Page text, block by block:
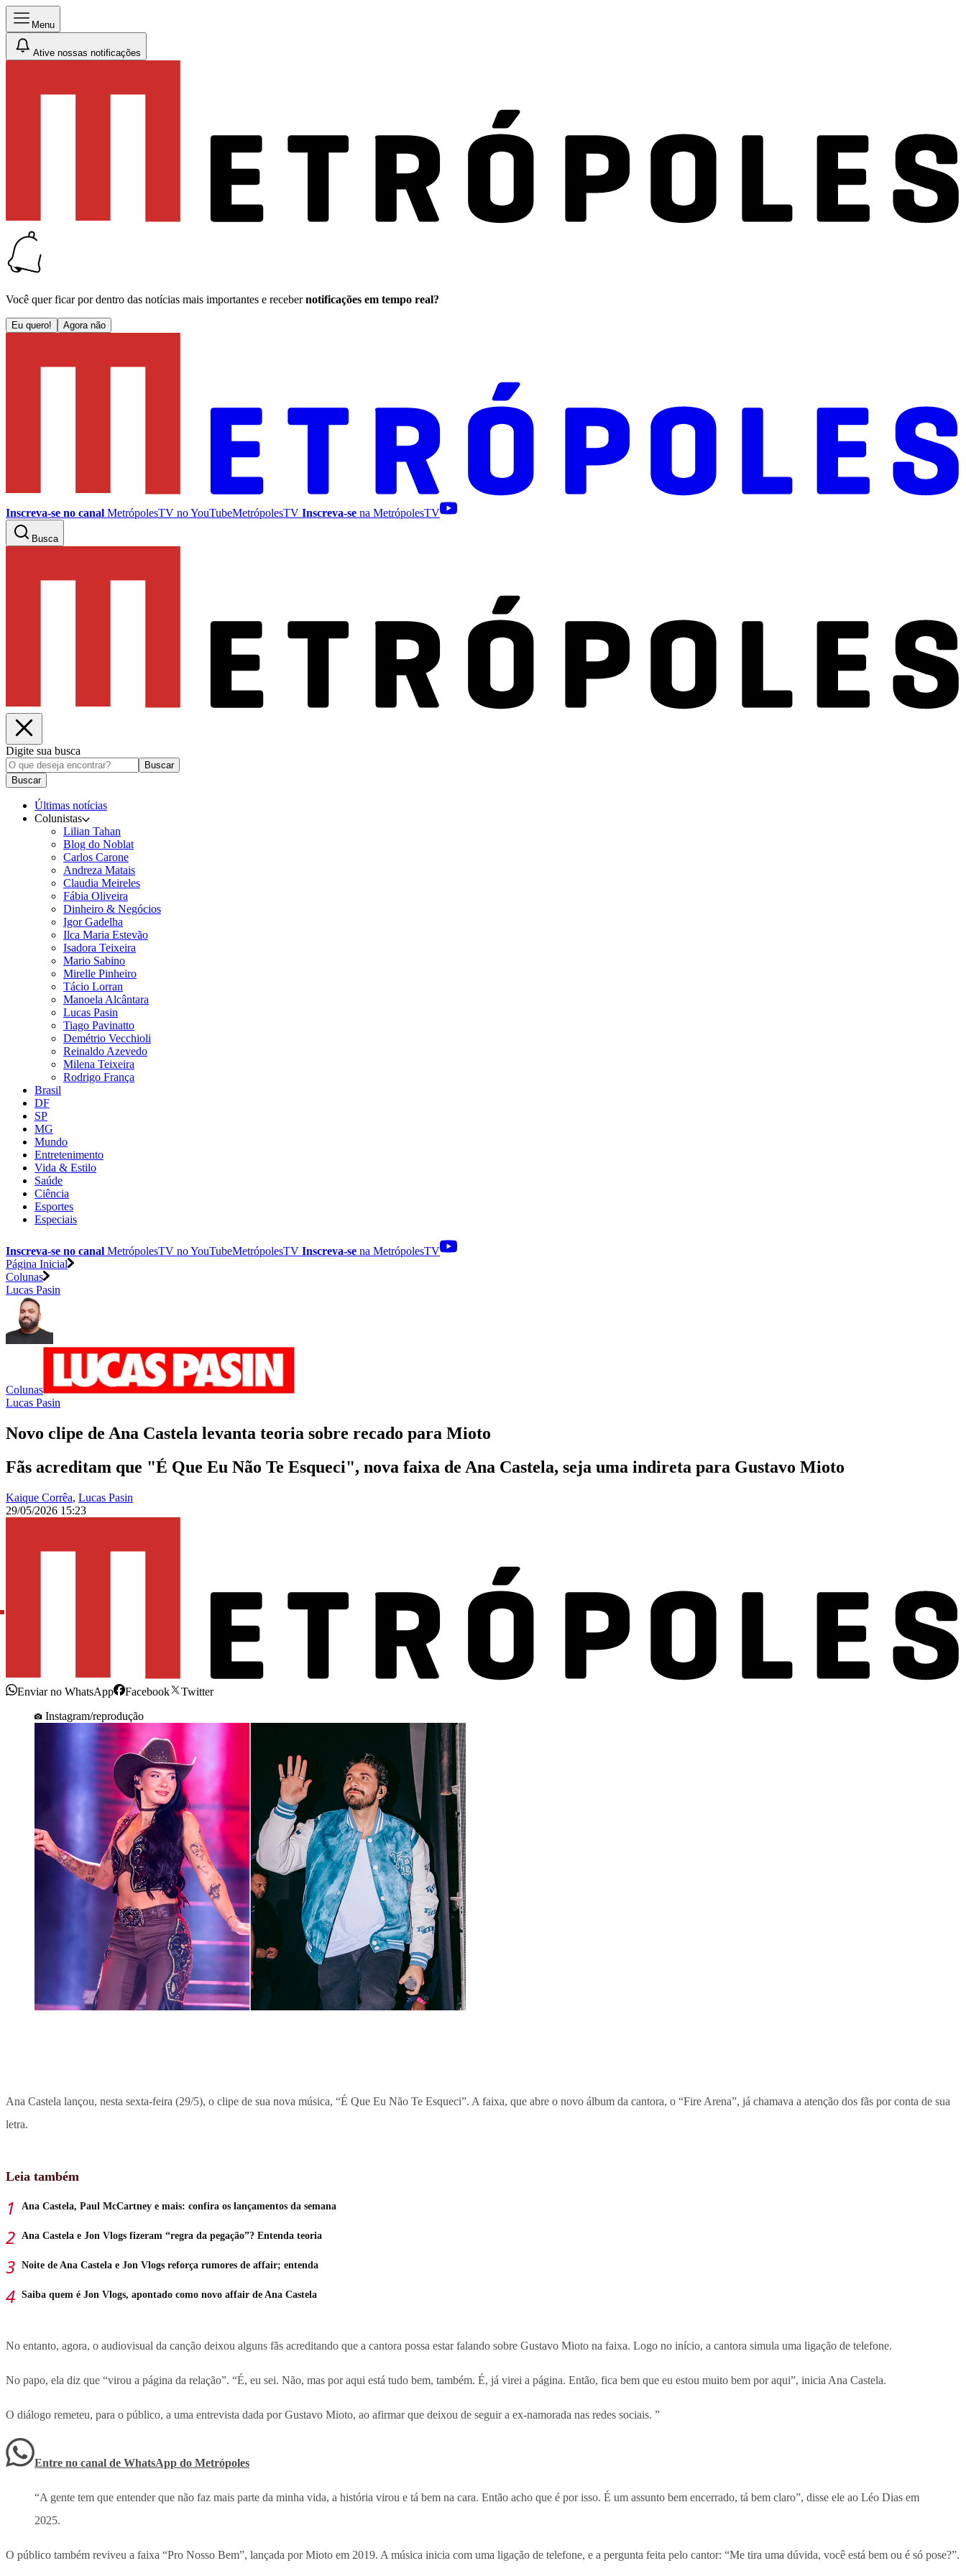
Menu
Ative nossas notificações
Você quer ficar por dentro das notícias mais importantes e receber notificações em tempo real?
Eu quero! Agora não
Inscreva-se no canal MetrópolesTV noYouTubeMetrópolesTV Inscreva-se na MetrópolesTV
Busca
Digite sua busca
Buscar
Buscar
Últimas notícias
Colunistas
Lilian Tahan
Blog do Noblat
Carlos Carone
Andreza Matais
Claudia Meireles
Fábia Oliveira
Dinheiro & Negócios
Igor Gadelha
Ilca Maria Estevão
Isadora Teixeira
Mario Sabino
Mirelle Pinheiro
Tácio Lorran
Manoela Alcântara
Lucas Pasin
Tiago Pavinatto
Demétrio Vecchioli
Reinaldo Azevedo
Milena Teixeira
Rodrigo França
Brasil
DF
SP
MG
Mundo
Entretenimento
Vida & Estilo
Saúde
Ciência
Esportes
Especiais
Inscreva-se no canal MetrópolesTV noYouTubeMetrópolesTV Inscreva-se na MetrópolesTV
Página Inicial
Colunas
Lucas Pasin
Colunas
Lucas Pasin
Novo clipe de Ana Castela levanta teoria sobre recado para Mioto
Fãs acreditam que "É Que Eu Não Te Esqueci", nova faixa de Ana Castela, seja uma indireta para Gustavo Mioto
Kaique Corrêa, Lucas Pasin
29/05/2026 15:23
Enviar no WhatsApp Facebook
Twitter
Instagram/reprodução
Ana Castela lançou, nesta sexta-feira (29/5), o clipe de sua nova música, “É Que Eu Não Te Esqueci”. A faixa, que abre o novo álbum da cantora, o “Fire Arena”, já chamava a atenção dos fãs por conta de sua
letra.
Leia também
Ana Castela, Paul McCartney e mais: confira os lançamentos da semana
Ana Castela e Jon Vlogs fizeram “regra da pegação”? Entenda teoria
Noite de Ana Castela e Jon Vlogs reforça rumores de affair; entenda
Saiba quem é Jon Vlogs, apontado como novo affair de Ana Castela
No entanto, agora, o audiovisual da canção deixou alguns fãs acreditando que a cantora possa estar falando sobre Gustavo Mioto na faixa. Logo no início, a cantora simula uma ligação de telefone.
No papo, ela diz que “virou a página da relação”. “É, eu sei. Não, mas por aqui está tudo bem, também. É, já virei a página. Então, fica bem que eu estou muito bem por aqui”, inicia Ana Castela.
O diálogo remeteu, para o público, a uma entrevista dada por Gustavo Mioto, ao afirmar que deixou de seguir a ex-namorada nas redes sociais. ”
Entre no canal de WhatsApp do Metrópoles
“A gente tem que entender que não faz mais parte da minha vida, a história virou e tá bem na cara. Então acho que é por isso. É um assunto bem encerrado, tá bem claro”, disse ele ao Léo Dias em
2025.
O público também reviveu a faixa “Pro Nosso Bem”, lançada por Mioto em 2019. A música inicia com uma ligação de telefone, e a pergunta feita pelo cantor: “Me tira uma dúvida, você está bem ou é só pose?”.